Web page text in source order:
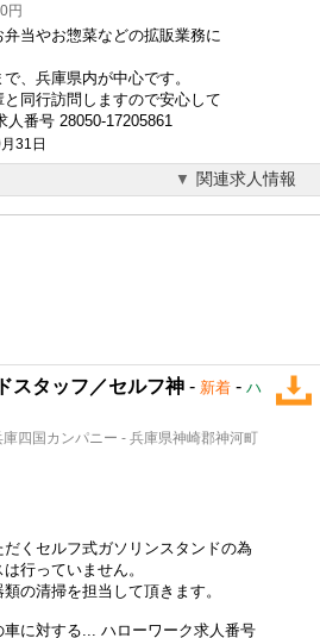
円
当やお惣菜などの拡販業務に
、兵庫県内が中心です。
同行訪問しますので安心して
番号 28050-17205861
31日
関連求人情報
スタッフ／セルフ神 - 新着 - ハ
四国カンパニー - 兵庫県神崎郡神河町
くセルフ式ガソリンスタンドの為
行っていません。
の清掃を担当して頂きます。
車に対する... ハローワーク求人番号